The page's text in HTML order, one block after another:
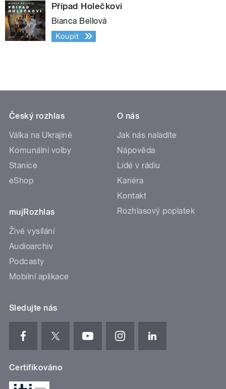
Případ Holečkovi
Bianca Bellová
Koupit
Český rozhlas
Válka na Ukrajině
Komunální volby
Stanice
eShop
mujRozhlas
Živé vysílání
Audioarchiv
Podcasty
Mobilní aplikace
O nás
Jak nás naladíte
Nápověda
Lidé v rádiu
Kariéra
Kontakt
Rozhlasový poplatek
Sledujte nás
Certifikováno